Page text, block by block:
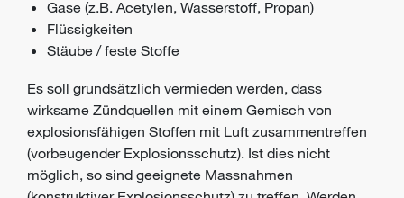
Gase (z.B. Acetylen, Wasserstoff, Propan)
Flüssigkeiten
Stäube / feste Stoffe
Es soll grundsätzlich vermieden werden, dass
wirksame Zündquellen mit einem Gemisch von
explosionsfähigen Stoffen mit Luft zusammentreffen
(vorbeugender Explosionsschutz). Ist dies nicht
möglich, so sind geeignete Massnahmen